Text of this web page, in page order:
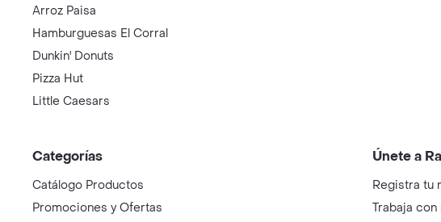
Arroz Paisa
Hamburguesas El Corral
Dunkin' Donuts
Pizza Hut
Little Caesars
Categorías
Catálogo Productos
Promociones y Ofertas
Únete a
Registra tu
Trabaja